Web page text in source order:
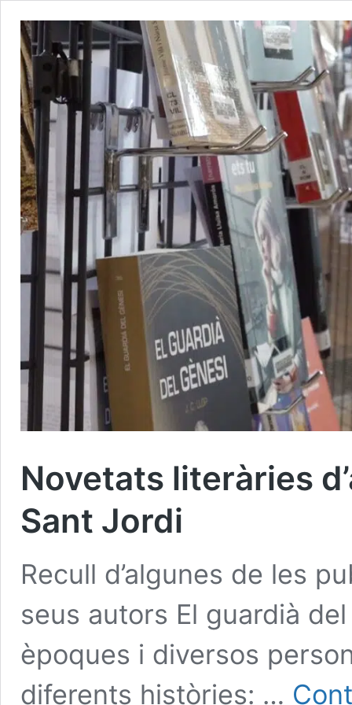
Novetats literàries
Sant Jordi
Recull d’algunes de les
seus autors El guardià
èpoques i diversos
diferents històries: …